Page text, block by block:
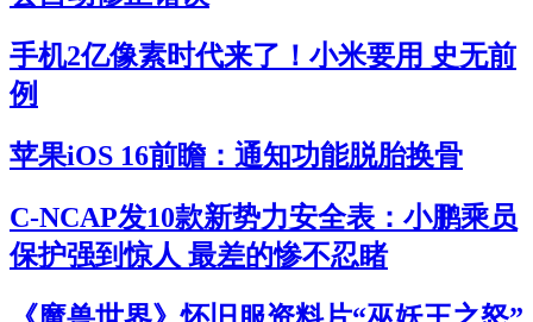
手机2亿像素时代来了！小米要用 史无前
例
苹果iOS 16前瞻：通知功能脱胎换骨
C-NCAP发10款新势力安全表：小鹏乘员
保护强到惊人 最差的惨不忍睹